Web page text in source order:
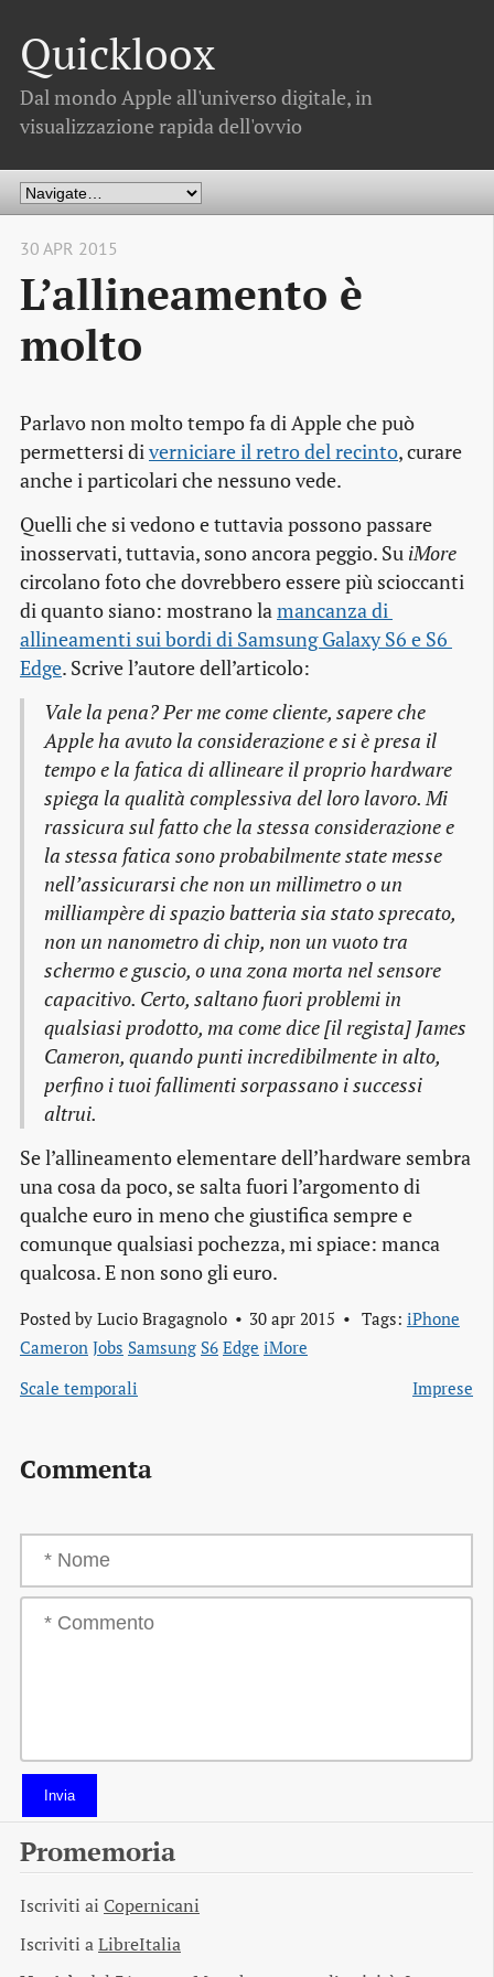
Quickloox
Dal mondo Apple all'universo digitale, in
visualizzazione rapida dell'ovvio
30 APR 2015
L’allineamento è
molto
Parlavo non molto tempo fa di Apple che può
permettersi diverniciare il retro del recinto, curare
anche i particolari che nessuno vede.
Quelli che si vedono e tuttavia possono passare
inosservati, tuttavia, sono ancora peggio. Su iMore
circolano foto che dovrebbero essere più scioccanti
di quanto siano: mostrano lamancanza di
allineamenti sui bordi di Samsung Galaxy S6 e S6
Edge. Scrive l’autore dell’articolo:
Vale la pena? Per me come cliente, sapere che
Apple ha avuto la considerazione e si è presa il
tempo e la fatica di allineare il proprio hardware
spiega la qualità complessiva del loro lavoro. Mi
rassicura sul fatto che la stessa considerazione e
la stessa fatica sono probabilmente state messe
nell’assicurarsi che non un millimetro o un
milliampère di spazio batteria sia stato sprecato,
non un nanometro di chip, non un vuoto tra
schermo e guscio, o una zona morta nel sensore
capacitivo. Certo, saltano fuori problemi in
qualsiasi prodotto, ma come dice [il regista] James
Cameron, quando punti incredibilmente in alto,
perfino i tuoi fallimenti sorpassano i successi
altrui.
Se l’allineamento elementare dell’hardware sembra
una cosa da poco, se salta fuori l’argomento di
qualche euro in meno che giustifica sempre e
comunque qualsiasi pochezza, mi spiace: manca
qualcosa. E non sono gli euro.
Posted by Lucio Bragagnolo 30 apr 2015 Tags: iPhone
Cameron Jobs Samsung S6 Edge iMore
Scale temporali
Imprese
Commenta
Invia
Promemoria
Iscriviti ai Copernicani
Iscriviti aLibreItalia